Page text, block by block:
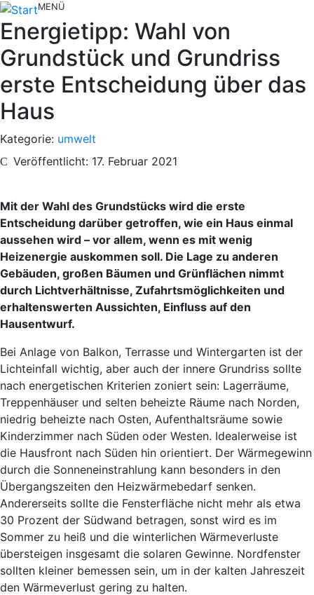
MENÜ
Energietipp: Wahl von
Grundstück und Grundriss
erste Entscheidung über das
Haus
Kategorie: umwelt
Veröffentlicht: 17. Februar 2021
Mit der Wahl des Grundstücks wird die erste
Entscheidung darüber getroffen, wie ein Haus einmal
aussehen wird – vor allem, wenn es mit wenig
Heizenergie auskommen soll. Die Lage zu anderen
Gebäuden, großen Bäumen und Grünflächen nimmt
durch Lichtverhältnisse, Zufahrtsmöglichkeiten und
erhaltenswerten Aussichten, Einfluss auf den
Hausentwurf.
Bei Anlage von Balkon, Terrasse und Wintergarten ist der
Lichteinfall wichtig, aber auch der innere Grundriss sollte
nach energetischen Kriterien zoniert sein: Lagerräume,
Treppenhäuser und selten beheizte Räume nach Norden,
niedrig beheizte nach Osten, Aufenthaltsräume sowie
Kinderzimmer nach Süden oder Westen. Idealerweise ist
die Hausfront nach Süden hin orientiert. Der Wärmegewinn
durch die Sonneneinstrahlung kann besonders in den
Übergangszeiten den Heizwärmebedarf senken.
Andererseits sollte die Fensterfläche nicht mehr als etwa
30 Prozent der Südwand betragen, sonst wird es im
Sommer zu heiß und die winterlichen Wärmeverluste
übersteigen insgesamt die solaren Gewinne. Nordfenster
sollten kleiner bemessen sein, um in der kalten Jahreszeit
den Wärmeverlust gering zu halten.